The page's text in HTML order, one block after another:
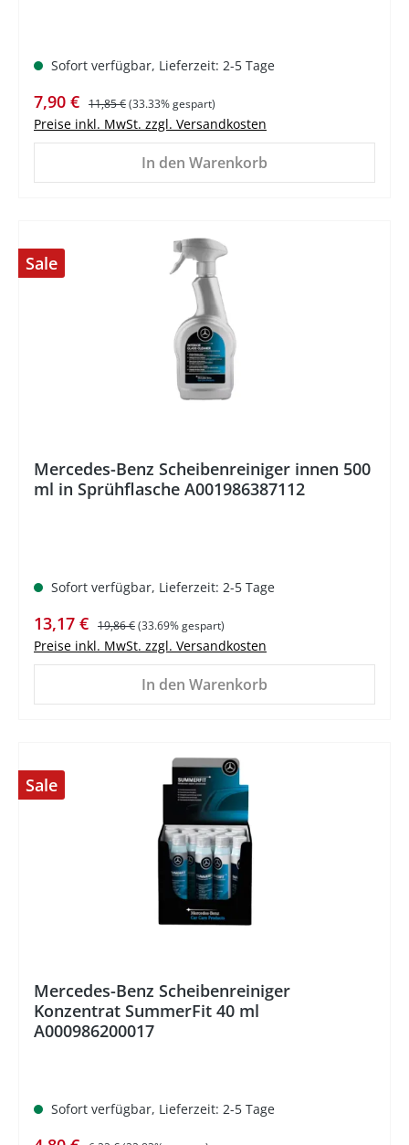
Sofort verfügbar, Lieferzeit: 2-5 Tage
Verkaufspreis:
7,90 € Regulärer Preis:
11,85 €(33.33% gespart)
Preise inkl. MwSt. zzgl. Versandkosten
In den Warenkorb
Sale
Mercedes-Benz Scheibenreiniger innen 500
ml in Sprühflasche A001986387112
Sofort verfügbar, Lieferzeit: 2-5 Tage
Verkaufspreis:
13,17 € Regulärer Preis:
19,86 €(33.69% gespart)
Preise inkl. MwSt. zzgl. Versandkosten
In den Warenkorb
Sale
Mercedes-Benz Scheibenreiniger
Konzentrat SummerFit 40 ml
A000986200017
Sofort verfügbar, Lieferzeit: 2-5 Tage
Regulärer Preis: